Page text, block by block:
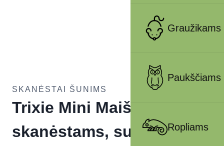
Graužikams
Paukščiams
Ropliams
SKANĖSTAI ŠUNIMS
Trixie Mini Maišelis
skanėstams, su karabinu,